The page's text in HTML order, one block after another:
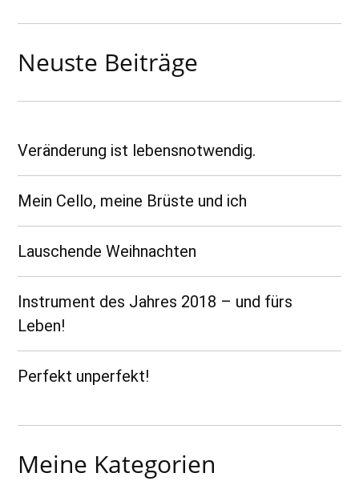
Neuste Beiträge
Veränderung ist lebensnotwendig.
Mein Cello, meine Brüste und ich
Lauschende Weihnachten
Instrument des Jahres 2018 – und fürs
Leben!
Perfekt unperfekt!
Meine Kategorien